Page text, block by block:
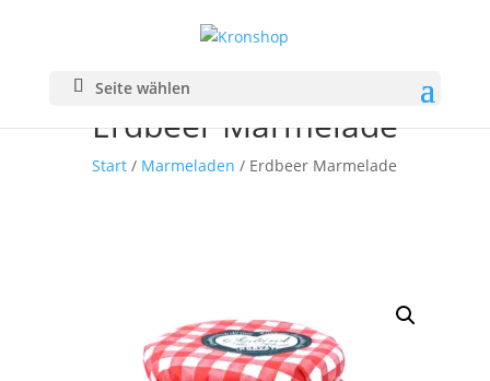
Seite wählen
Erdbeer Marmelade
Start / Marmeladen / Erdbeer Marmelade